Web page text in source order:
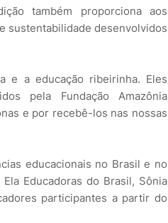
também proporciona aos
sustentabilidade desenvolvidos
e a educação ribeirinha. Eles
pela Fundação Amazônia
e por recebê-los nas nossas
educacionais no Brasil e no
Educadoras do Brasil, Sônia
participantes a partir do